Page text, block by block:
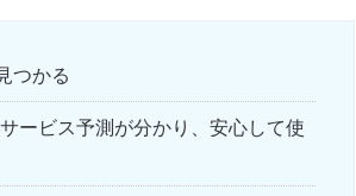
つかる
ービス予測が分かり、安心して使